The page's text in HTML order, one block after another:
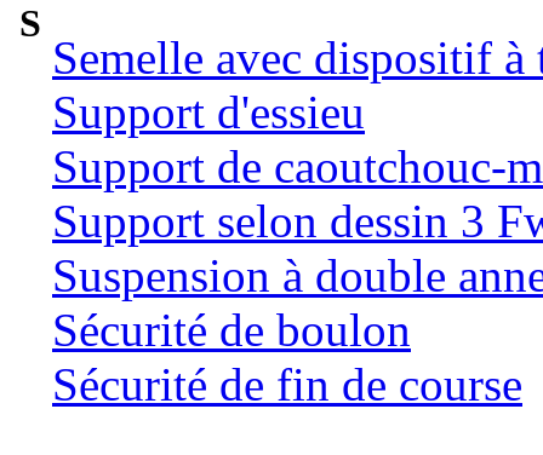
S
Semelle avec dispositif
Support d'essieu
Support de caoutchouc-
Support selon dessin 3
Suspension à double
Sécurité de boulon
Sécurité de fin de course